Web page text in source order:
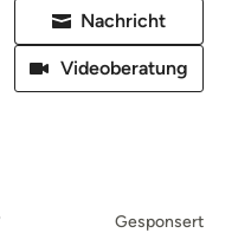
Nachricht
Videoberatung
Gesponsert